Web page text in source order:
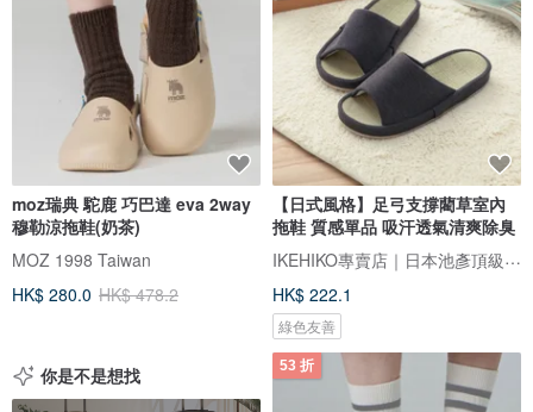
moz瑞典 駝鹿 巧巴達 eva 2way
穆勒涼拖鞋(奶茶)
MOZ 1998 Taiwan
HK$ 280.0 HK$ 478.2
【日式風格】足弓支撐藺草室內
拖鞋 質感單品 吸汗透氣清爽除臭
IKEHIKO專賣店｜日本池彥頂級藺草製品｜讓生活與自然更靠近
HK$ 222.1
綠色友善
你是不是想找 53 折